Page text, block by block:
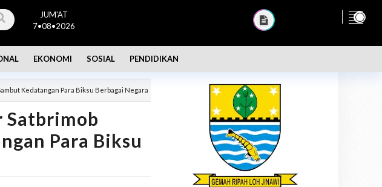
JUM'AT
7•08•2026
EKONOMI SOSIAL PENDIDIKAN
Kedatangan Para Biksu Berbagai Negara
Satbrimob
Para Biksu